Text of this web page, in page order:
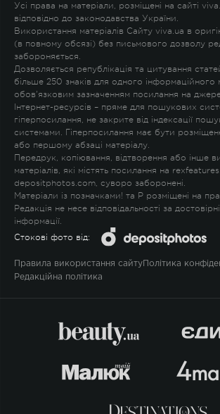
Усі права на матеріали, розміщені на сайті
відповідно до законодавства України.
Використання матеріалів Сайту viva.ua в
(в повному обсязі) без письмового дозволу
забороняється.
Дозволяється републікація та цитування
більше 250 знаків для одного інформаційного
обов'язковим зазначенням посилання на
Інтернет-ресурсів – пряме для пошукових
гіперпосилання, не закрите від індексації
системами. Гіперпосилання має бути
або першому абзаці матеріалу.
Передрук, копіювання, відтворення або інше
матеріалів, які містять посилання на
depositphotos.com, суворо заборонені.
Матеріали із позначками! та P розміщені на
Редакція не несе відповідальності за
інформації.
Стокові фото від:
Правила використання сайту Політика
Редакційна політика